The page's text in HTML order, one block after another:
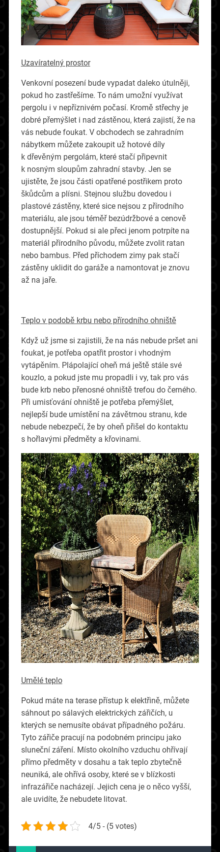
Uzavíratelný prostor
Venkovní posezení bude vypadat daleko útulněji,
pokud ho zastřešíme. To nám umožní využívat
pergolu i v nepříznivém počasí. Kromě střechy je
dobré přemýšlet i nad zástěnou, která zajistí, že na
vás nebude foukat. V obchodech se zahradním
nábytkem můžete zakoupit už hotové díly
k dřevěným pergolám, které stačí připevnit
k nosným sloupům zahradní stavby. Jen se
ujistěte, že jsou části opatřené postřikem proto
škůdcům a plísni. Stejnou službu dovedou i
plastové zástěny, které sice nejsou z přírodního
materiálu, ale jsou téměř bezúdržbové a cenově
dostupnější. Pokud si ale přeci jenom potrpíte na
materiál přírodního původu, můžete zvolit ratan
nebo bambus. Před příchodem zimy pak stačí
zástěny uklidit do garáže a namontovat je znovu
až na jaře.
Teplo v podobě krbu nebo přírodního ohniště
Když už jsme si zajistili, že na nás nebude pršet ani
foukat, je potřeba opatřit prostor i vhodným
vytápěním. Plápolající oheň má ještě stále své
kouzlo, a pokud jste mu propadli i vy, tak pro vás
bude krb nebo přenosné ohniště trefou do černého.
Při umisťování ohniště je potřeba přemýšlet,
nejlepší bude umístění na závětrnou stranu, kde
nebude nebezpečí, že by oheň přišel do kontaktu
s hořlavými předměty a křovinami.
Umělé teplo
Pokud máte na terase přístup k elektřině, můžete
sáhnout po sálavých elektrických zářičích, u
kterých se nemusíte obávat případného požáru.
Tyto zářiče pracují na podobném principu jako
sluneční záření. Místo okolního vzduchu ohřívají
přímo předměty v dosahu a tak teplo zbytečně
neuniká, ale ohřívá osoby, které se v blízkosti
infrazářiče nacházejí. Jejich cena je o něco vyšší,
ale uvidíte, že nebudete litovat.
4/5 - (5 votes)